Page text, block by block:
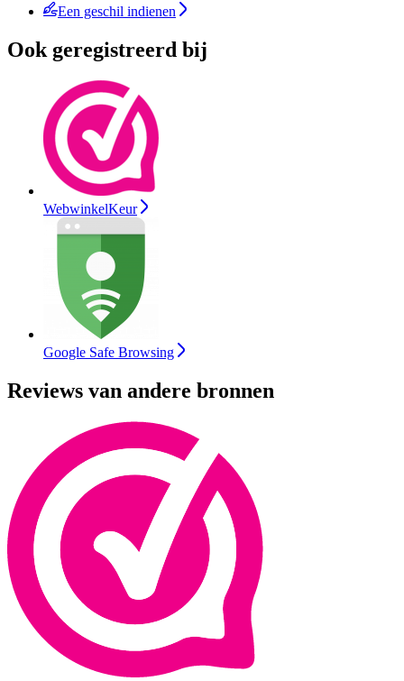
Een geschil indienen
Ook geregistreerd bij
WebwinkelKeur
Google Safe Browsing
Reviews van andere bronnen